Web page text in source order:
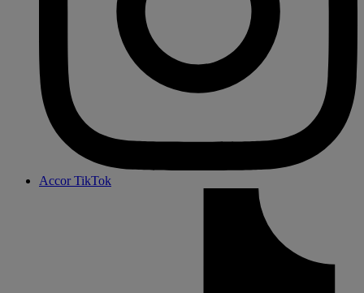
Accor TikTok